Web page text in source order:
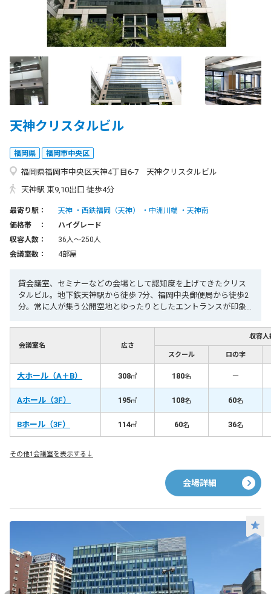
天神クリスタルビル
福岡県 福岡市中央区
福岡県福岡市中央区天神4丁目6-7 天神クリスタルビル
天神駅 東9,10出口 徒歩4分
最寄り駅： 天神 西鉄福岡（天神） 中洲川端
天神南
価格帯 ：
ハイグレード
収容人数：
36人〜250人
会議室数：
4部屋
貸会議室、セミナーなどの会場として認知度を上げてきたクリス
タルビル。地下鉄天神駅から徒歩 7分、福岡中央郵便局から徒歩2
分。常に人が集う公開空地とゆったりとしたエントランスが印象
会議室名 広さ
収容人
スクール ロの字
大ホール（A＋B） 308㎡ 180名 －
Aホール（3F） 195㎡ 108名 60名
Bホール（3F） 114㎡ 60名 36名
その他1会議室を表示する↓
会場詳細